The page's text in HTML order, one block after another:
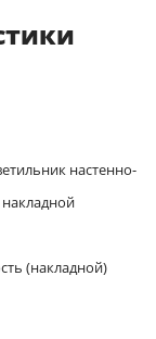
настенно-
(накладной)